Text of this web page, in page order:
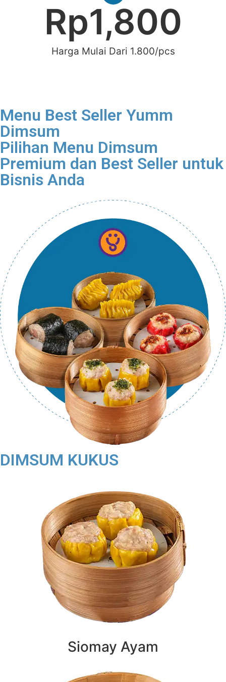
Harga Mulai Dari 1.800/pcs
Rp1,800
Menu Best Seller Yumm
Dimsum
Pilihan Menu Dimsum
Premium dan Best Seller untuk
Bisnis Anda
DIMSUM KUKUS
Siomay Ayam